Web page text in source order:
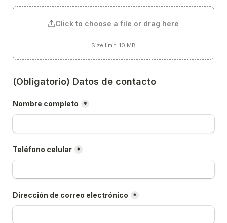
Click to choose a file or drag here
Size limit: 10 MB
(Obligatorio) Datos de contacto
Nombre completo *
Teléfono celular *
Dirección de correo electrónico *